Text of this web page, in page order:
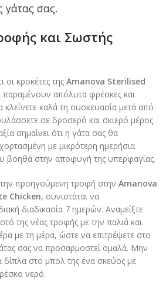
γάτας σας.
και Σωστής
οι κροκέτες της Amanova Sterilised
παραμένουν απόλυτα φρέσκες και
κλείνετε καλά τη συσκευασία μετά από
σε δροσερό και σκιερό μέρος.
σημαίνει ότι η γάτα σας θα
με μικρότερη ημερήσια
βοηθά στην αποφυγή της υπερφαγίας.
προηγούμενη τροφή στην Amanova
Chicken, συνιστάται να
διαδικασία 7 ημερών. Αναμείξτε
της νέας τροφής με την παλιά και
με τη μέρα, ώστε να επιτρέψετε στο
σας να προσαρμοστεί ομαλά. Μην
δίπλα στο μπολ της ένα σκεύος με
νερό.